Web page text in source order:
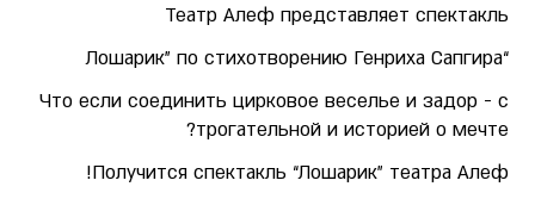
Театр Алеф представляет спектакль
“Лошарик” по стихотворению Генриха Сапгира
Что если соединить цирковое веселье и задор - с
трогательной и историей о мечте?
Получится спектакль “Лошарик” театра Алеф!